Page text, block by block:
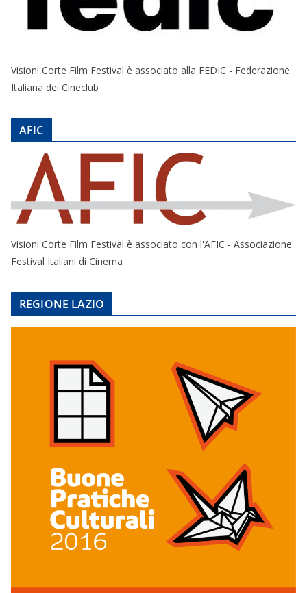
Visioni Corte Film Festival è associato alla FEDIC - Federazione
Italiana dei Cineclub
AFIC
Visioni Corte Film Festival è associato con l'AFIC - Associazione
Festival Italiani di Cinema
REGIONE LAZIO